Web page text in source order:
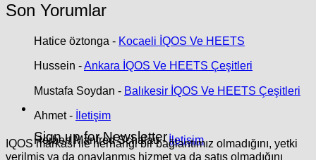
Sign up for Newsletter
Son Yorumlar
Hatice öztonga - Kocaeli İQOS Ve HEETS
Hussein -Ankara İQOS Ve HEETS Çeşitleri
Mustafa Soydan - Balıkesir İQOS Ve HEETS Çeşitleri
Ahmet- İletişim
Herbert Manfred Schalau-İletişim
IQOS markası ile herhangi bir bağlantımız olmadığını, yetki
verilmiş ya da onaylanmış hizmet ya da satış olmadığını